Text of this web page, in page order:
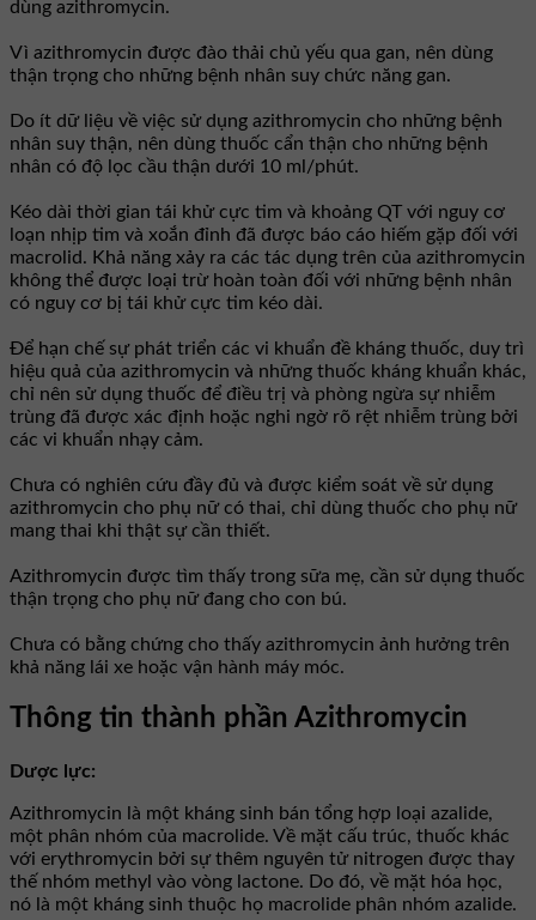
dùng azithromycin.
Vì azithromycin được đào thải chủ yếu qua gan, nên dùng
thận trọng cho những bệnh nhân suy chức năng gan.
Do ít dữ liệu về việc sử dụng azithromycin cho những bệnh
nhân suy thận, nên dùng thuốc cẩn thận cho những bệnh
nhân có độ lọc cầu thận dưới 10 ml/phút.
Kéo dài thời gian tái khử cực tim và khoảng QT với nguy cơ
loạn nhịp tim và xoắn đỉnh đã được báo cáo hiếm gặp đối với
macrolid. Khả năng xảy ra các tác dụng trên của azithromycin
không thể được loại trừ hoàn toàn đối với những bệnh nhân
có nguy cơ bị tái khử cực tim kéo dài.
Để hạn chế sự phát triển các vi khuẩn đề kháng thuốc, duy trì
hiệu quả của azithromycin và những thuốc kháng khuẩn khác,
chỉ nên sử dụng thuốc để điều trị và phòng ngừa sự nhiễm
trùng đã được xác định hoặc nghi ngờ rõ rệt nhiễm trùng bởi
các vi khuẩn nhạy cảm.
Chưa có nghiên cứu đầy đủ và được kiểm soát về sử dụng
azithromycin cho phụ nữ có thai, chỉ dùng thuốc cho phụ nữ
mang thai khi thật sự cần thiết.
Azithromycin được tìm thấy trong sữa mẹ, cần sử dụng thuốc
thận trọng cho phụ nữ đang cho con bú.
Chưa có bằng chứng cho thấy azithromycin ảnh hưởng trên
khả năng lái xe hoặc vận hành máy móc.
Thông tin thành phần Azithromycin
Dược lực:
Azithromycin là một kháng sinh bán tổng hợp loại azalide,
một phân nhóm của macrolide. Về mặt cấu trúc, thuốc khác
với erythromycin bởi sự thêm nguyên tử nitrogen được thay
thế nhóm methyl vào vòng lactone. Do đó, về mặt hóa học,
nó là một kháng sinh thuộc họ macrolide phân nhóm azalide.